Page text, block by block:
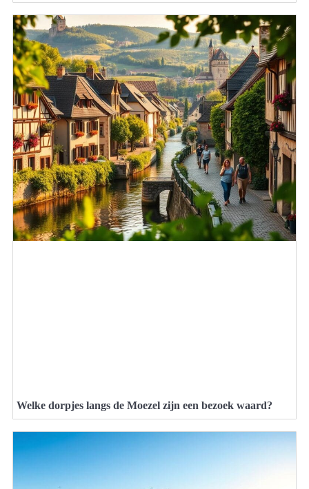
Welke dorpjes langs de Moezel zijn een bezoek waard?